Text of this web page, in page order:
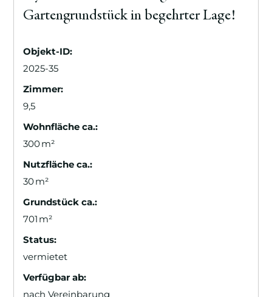
Gartengrundstück in begehrter Lage!
Objekt-ID:
2025-35
Zimmer:
9,5
Wohnfläche ca.:
300 m²
Nutzfläche ca.:
30 m²
Grund­stück ca.:
701 m²
Status:
vermietet
Verfügbar ab:
nach Vereinbarung